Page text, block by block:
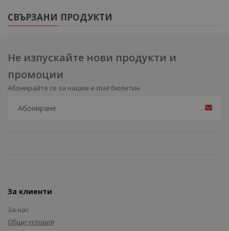
СВЪРЗАНИ ПРОДУКТИ
Не изпускайте нови продукти и
промоции
Абонирайте се за нашия e-mail бюлетин
За клиенти
За нас
Общи условия